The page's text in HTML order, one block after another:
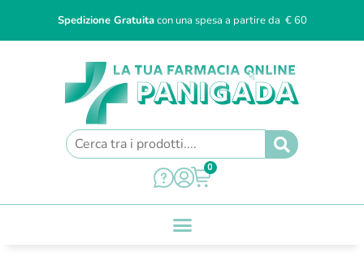
Spedizione Gratuitacon una spesa a partire da € 60
0